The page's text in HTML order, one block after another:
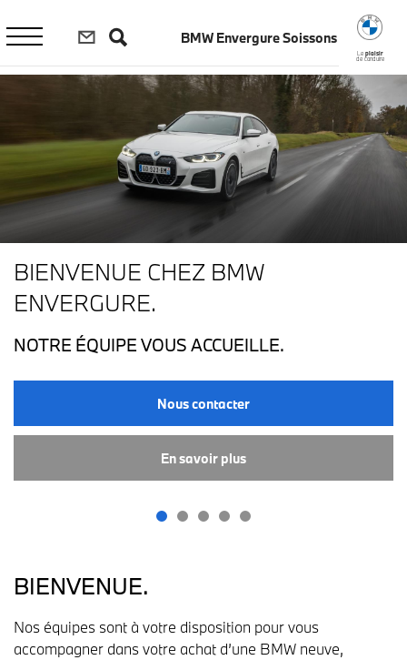
contenu
principal
BMW Envergure Soissons
Le plaisir
de conduire
BIENVENUE CHEZ BMW
ENVERGURE.
NOTRE ÉQUIPE VOUS ACCUEILLE.
Nous contacter
En savoir plus
BIENVENUE.
Nos équipes sont à votre disposition pour vous
accompagner dans votre achat d’une BMW neuve,